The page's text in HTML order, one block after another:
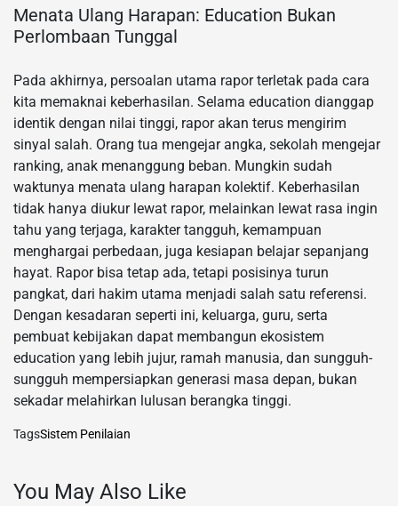
Menata Ulang Harapan: Education Bukan
Perlombaan Tunggal
Pada akhirnya, persoalan utama rapor terletak pada cara
kita memaknai keberhasilan. Selama education dianggap
identik dengan nilai tinggi, rapor akan terus mengirim
sinyal salah. Orang tua mengejar angka, sekolah mengejar
ranking, anak menanggung beban. Mungkin sudah
waktunya menata ulang harapan kolektif. Keberhasilan
tidak hanya diukur lewat rapor, melainkan lewat rasa ingin
tahu yang terjaga, karakter tangguh, kemampuan
menghargai perbedaan, juga kesiapan belajar sepanjang
hayat. Rapor bisa tetap ada, tetapi posisinya turun
pangkat, dari hakim utama menjadi salah satu referensi.
Dengan kesadaran seperti ini, keluarga, guru, serta
pembuat kebijakan dapat membangun ekosistem
education yang lebih jujur, ramah manusia, dan sungguh-
sungguh mempersiapkan generasi masa depan, bukan
sekadar melahirkan lulusan berangka tinggi.
TagsSistem Penilaian
You May Also Like